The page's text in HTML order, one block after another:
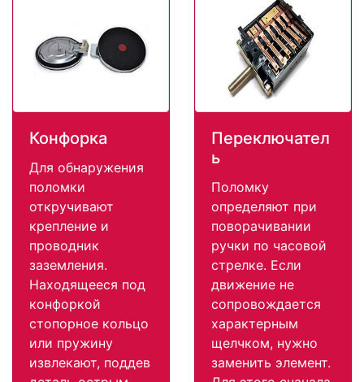
Конфорка
Для обнаружения
поломки
откручивают
крепление и
проводник
заземления.
Находящееся под
конфоркой
стопорное кольцо
или пружину
извлекают, поддев
Переключател
ь
Поломку
определяют при
поворачивании
ручки по часовой
стрелке. Если
движение не
сопровождается
характерным
щелчком, нужно
заменить элемент.